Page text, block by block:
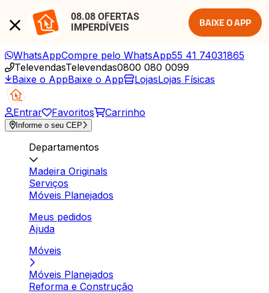
08.08 OFERTAS
IMPERDÍVEIS
BAIXE O APP
WhatsAppCompre pelo WhatsApp55 41 74031865
TelevendasTelevendas0800 080 0099
Baixe o AppBaixe o App LojasLojas Físicas
Entrar Favoritos Carrinho
Informe o seu CEP
Departamentos
Madeira Originals
Serviços
Móveis Planejados
Meus pedidos
Ajuda
Móveis
Móveis Planejados
Reforma e Construção